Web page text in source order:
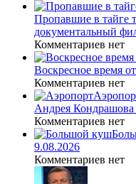
Пропавшие в тайге
документальный
Комментариев нет
Воскресное время
Комментариев нет
Андрея Кондрашова
Комментариев нет
9.08.2026
Комментариев нет